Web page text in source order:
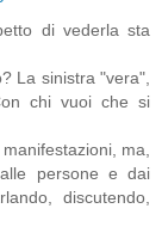
di vederla sta
La sinistra "vera",
chi vuoi che si
ma,
persone e dai
discutendo,